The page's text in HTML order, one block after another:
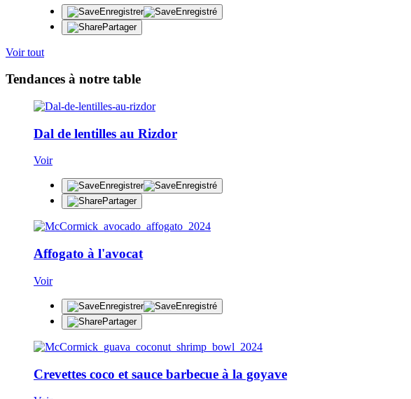
Enregistrer
Enregistré
Partager
Voir tout
Tendances à notre table
Dal de lentilles au Rizdor
Voir
Enregistrer
Enregistré
Partager
Affogato à l'avocat
Voir
Enregistrer
Enregistré
Partager
Crevettes coco et sauce barbecue à la goyave